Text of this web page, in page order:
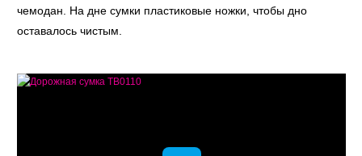
чемодан. На дне сумки пластиковые ножки, чтобы дно
оставалось чистым.